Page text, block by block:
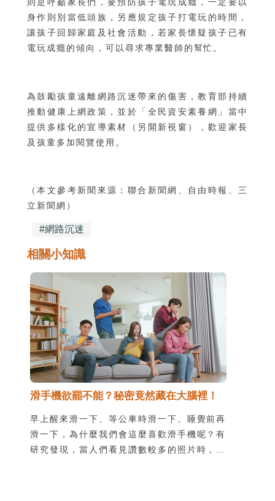
則是呼籲家長們，要預防孩子電玩成癮，一定要以
身作則別當低頭族，另應規定孩子打電玩的時間，
讓孩子回歸家庭及社會活動，若家長懷疑孩子已有
電玩成癮的傾向，可以尋求專業醫師的幫忙。
為鼓勵孩童遠離網路沉迷帶來的傷害，教育部持續
推動健康上網政策，並於「全民資安素養網」當中
提供多樣化的宣導素材
（另開新視窗），歡迎家長
及孩童多加閱覽使用。
（本文參考新聞來源：聯合新聞網、自由時報、三
立新聞網）
#網路沉迷
相關小知識
滑手機欲罷不能？秘密竟然藏在大腦裡！
早上醒來滑一下、等公車時滑一下、睡覺前再
滑一下，為什麼我們會這麼喜歡滑手機呢？有
研究發現，當人們看見讚數較多的照片時，大